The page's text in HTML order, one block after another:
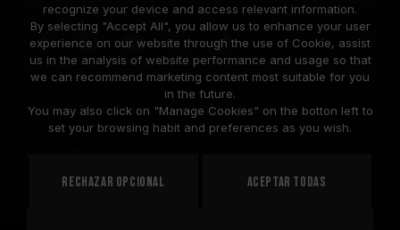
© 2026 Team Group Inc. All Rights Reserved.
United
recognize your device and access relevant information.
By selecting "Accept All", you allow us to enhance your user
experience on our website through the use of Cookie, assist
us in the analysis of website performance and usage so that
we can recommend marketing content most suitable for you
in the future.
You may also click on "Manage Cookies" on the botton left to
set your browsing habit and preferences as you wish.
Rechazar opcional Aceptar todas